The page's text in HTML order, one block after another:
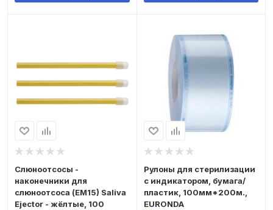
Слюноотсосы -
наконечники для
слюноотсоса (ЕМ15) Saliva
Ejector - жёлтые, 100
Рулоны для стерилизации
с индикатором, бумага/
пластик, 100мм*200м.,
EURONDA